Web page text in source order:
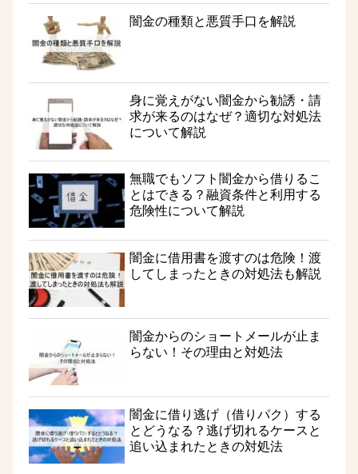
闇金の種類と悪質手口を解説
身に覚えがない闇金から勧誘・請
求が来るのはなぜ？適切な対処法
について解説
無職でもソフト闇金から借りるこ
とはできる？融資条件と利用する
危険性について解説
闇金に借用書を渡すのは危険！渡
してしまったときの対処法も解説
闇金からのショートメールが止ま
らない！その理由と対処法
闇金に借り逃げ（借りパク）する
とどうなる？逃げ切れるケースと
追い込まれたときの対処法